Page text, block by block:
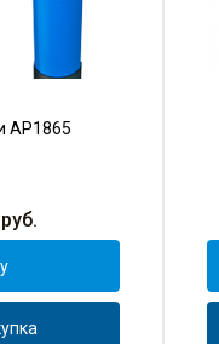
AP1865
руб.